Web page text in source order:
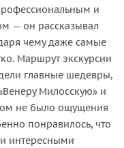
и
— он рассказывал
чему даже самые
Маршрут экскурсии
главные шедевры,
Милосскую» и
не было ощущения
понравилось, что
интересными